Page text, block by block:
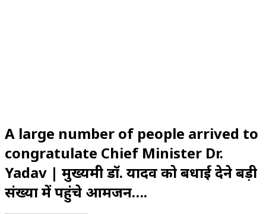
A large number of people arrived to
congratulate Chief Minister Dr.
Yadav | मुख्यमंत्री डॉ. यादव को बधाई देने बड़ी
संख्या में पहुंचे आमजन….